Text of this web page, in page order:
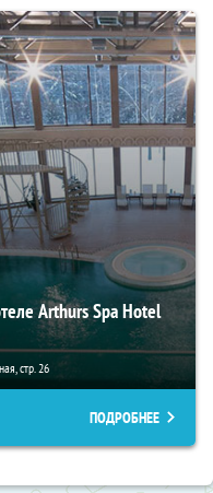
Arthurs Spa Hotel
стр. 26
ПОДРОБНЕЕ